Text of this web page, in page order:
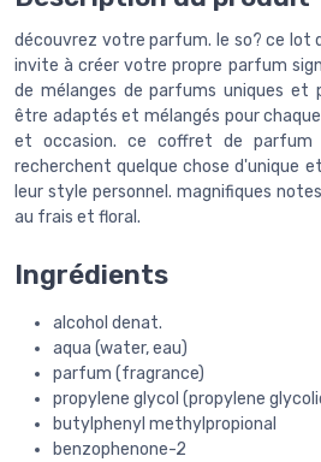
découvrez votre parfum. le so? ce lot
invite à créer votre propre parfum
de mélanges de parfums uniques et
être adaptés et mélangés pour
et occasion. ce coffret de parfum
recherchent quelque chose d'unique
leur style personnel. magnifiques
au frais et floral.
Ingrédients
alcohol denat.
aqua (water, eau)
parfum (fragrance)
propylene glycol (propylene
butylphenyl methylpropional
benzophenone-2